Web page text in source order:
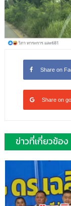
Share on
Share on
ข่าวที่เกี่ยวข้อง